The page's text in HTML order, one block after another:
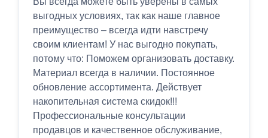
выгодных условиях, так как наше главное
преимущество – всегда идти навстречу
своим клиентам! У нас выгодно покупать,
потому что: Поможем организовать доставку.
Материал всегда в наличии. Постоянное
обновление ассортимента. Действует
накопительная система скидок!!!
Профессиональные консультации
продавцов и качественное обслуживание,